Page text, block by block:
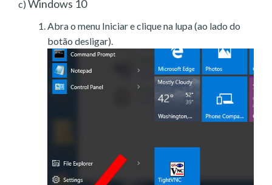
c) Windows 10
Abra o menu Iniciar e clique na lupa (ao lado do
botão desligar).